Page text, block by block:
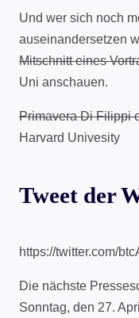
Und wer sich noch
auseinandersetzen
Mitschnitt eines
Uni anschauen.
Primavera Di Filippi
Harvard Univesity
Tweet der
https://twitter.com/
Die nächste
Sonntag, den 27.